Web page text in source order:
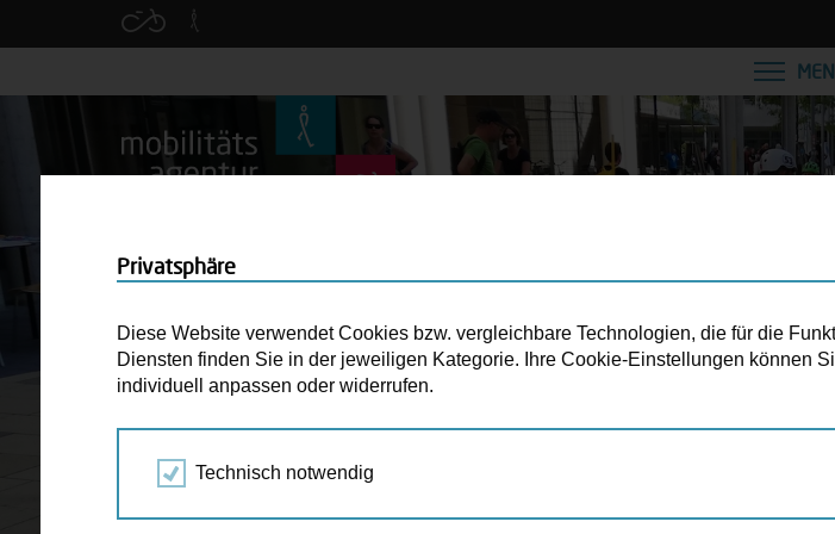
STARTSEITE MOBILITÄTSFONDS WIEN – FÖRDERPROGRAMM
Privatsphäre
Diese Website verwendet Cookies bzw. vergleichbare Technologien, die für die
Diensten finden Sie in der jeweiligen Kategorie. Ihre Cookie-Einstellungen können
individuell anpassen oder widerrufen.
Technisch notwendig